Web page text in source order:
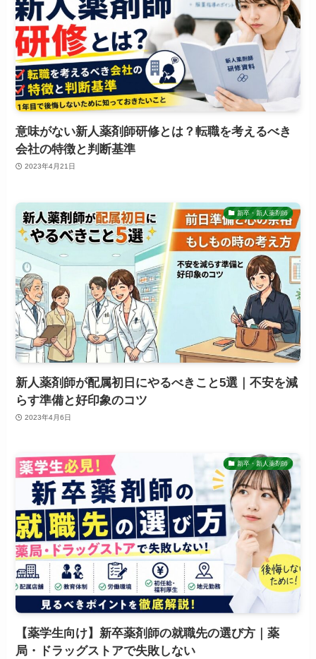
意味がない新人薬剤師研修とは？転職を考えるべき
会社の特徴と判断基準
2023年4月21日
新卒・新人薬剤師
新人薬剤師が配属初日にやるべきこと5選｜不安を減
らす準備と好印象のコツ
2023年4月6日
新卒・新人薬剤師
【薬学生向け】新卒薬剤師の就職先の選び方｜薬
局・ドラッグストアで失敗しない